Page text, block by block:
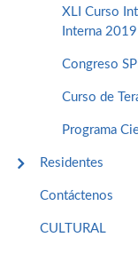
XLI Curso
Interna 2019
Congreso
Curso de
Programa
Residentes
Contáctenos
CULTURAL